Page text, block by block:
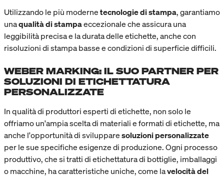
Utilizzando le più modernetecnologie di stampa, garantiamo
unaqualità di stampaeccezionale che assicura una
leggibilità precisa e la durata delle etichette, anche con
risoluzioni di stampa basse e condizioni di superficie difficili.
WEBER MARKING: IL SUO PARTNER PER
SOLUZIONI DI ETICHETTATURA
PERSONALIZZATE
In qualità di produttori esperti di etichette, non solo le
offriamo un'ampia scelta di materiali e formati di etichette, ma
anche l'opportunità di svilupparesoluzioni personalizzate
per le sue specifiche esigenze di produzione. Ogni processo
produttivo, che si tratti di etichettatura di bottiglie, imballaggi
o macchine, ha caratteristiche uniche, come lavelocità del